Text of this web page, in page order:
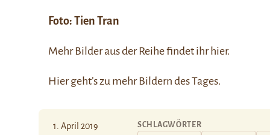
Foto: Tien Tran
Mehr Bilder aus der Reihe findet ihr hier.
Hiergeht’s zu mehr Bildern des Tages.
1. April 2019 SCHLAGWÖRTER